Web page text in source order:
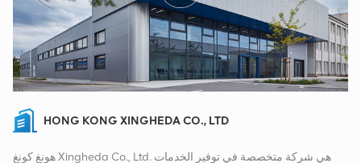
HONG KONG XINGHEDA CO., LTD
هونغ كونغ Xingheda Co., Ltd. هي شركة متخصصة في توفير الخدمات